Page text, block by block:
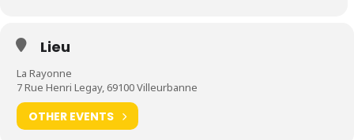
Lieu
La Rayonne
7 Rue Henri Legay, 69100 Villeurbanne
OTHER EVENTS